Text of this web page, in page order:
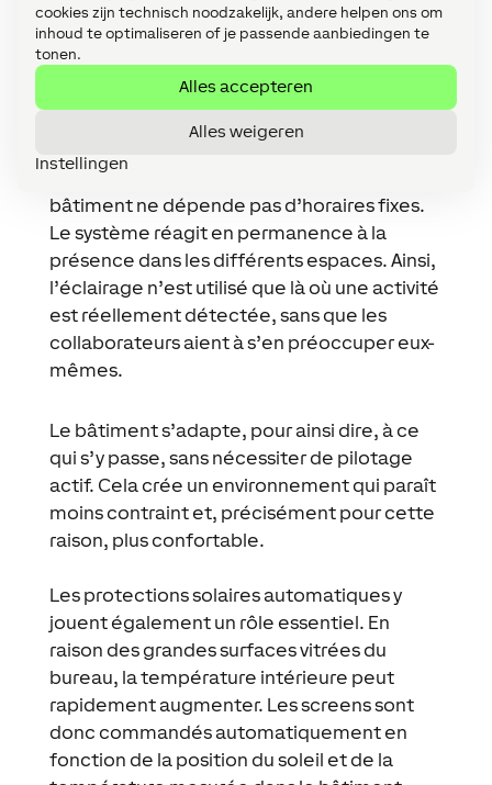
cookies zijn technisch noodzakelijk, andere helpen ons om
inhoud te optimaliseren of je passende aanbiedingen te
tonen.
Alles accepteren
Alles weigeren
Instellingen
régulation climatique s’adapte à
l’occupation des espaces et les protections
solaires réagissent aux conditions
en équipes, il était important que le
bâtiment ne dépende pas d’horaires fixes.
Le système réagit en permanence à la
présence dans les différents espaces. Ainsi,
l’éclairage n’est utilisé que là où une activité
est réellement détectée, sans que les
collaborateurs aient à s’en préoccuper eux-
mêmes.
Le bâtiment s’adapte, pour ainsi dire, à ce
qui s’y passe, sans nécessiter de pilotage
actif. Cela crée un environnement qui paraît
moins contraint et, précisément pour cette
raison, plus confortable.
Les protections solaires automatiques y
jouent également un rôle essentiel. En
raison des grandes surfaces vitrées du
bureau, la température intérieure peut
rapidement augmenter. Les screens sont
donc commandés automatiquement en
fonction de la position du soleil et de la